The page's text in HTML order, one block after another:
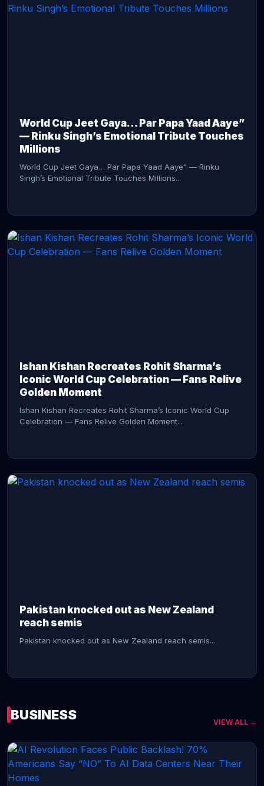
World Cup Jeet Gaya… Par Papa Yaad Aaye”
— Rinku Singh’s Emotional Tribute Touches
Millions
World Cup Jeet Gaya… Par Papa Yaad Aaye” — Rinku
Singh’s Emotional Tribute Touches Millions...
Ishan Kishan Recreates Rohit Sharma’s
Iconic World Cup Celebration — Fans Relive
Golden Moment
Ishan Kishan Recreates Rohit Sharma’s Iconic World Cup
Celebration — Fans Relive Golden Moment...
Pakistan knocked out as New Zealand
reach semis
Pakistan knocked out as New Zealand reach semis...
CONTINUE READING →
BUSINESS VIEW ALL →